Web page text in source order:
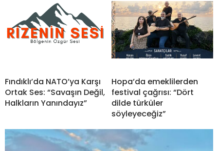
Fındıklı’da NATO’ya Karşı
Ortak Ses: “Savaşın Değil,
Halkların Yanındayız”
Hopa’da emeklilerden
festival çağrısı: “Dört
dilde türküler
söyleyeceğiz”